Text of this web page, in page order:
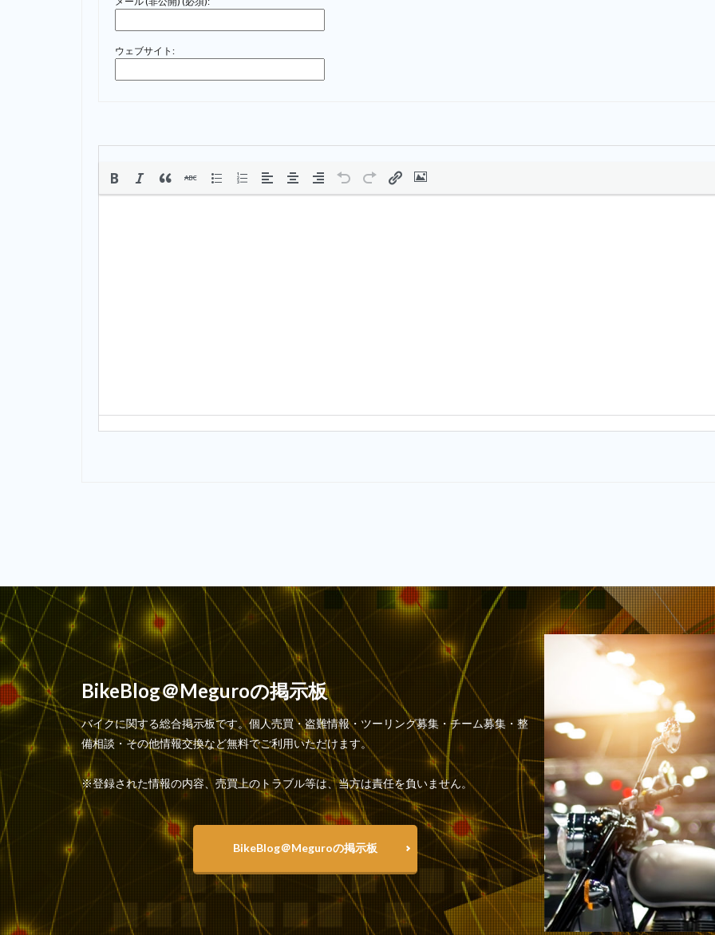
ウェブサイト:
BikeBlog＠Meguroの掲示板
バイクに関する総合掲示板です。個人売買・盗難情報・ツーリング募集・チーム募集・整
備相談・その他情報交換など無料でご利用いただけます。
※登録された情報の内容、売買上のトラブル等は、当方は責任を負いません。
BikeBlog＠Meguroの掲示板